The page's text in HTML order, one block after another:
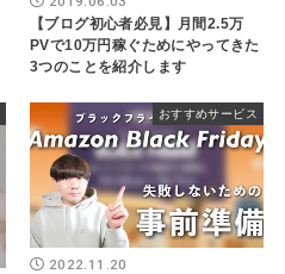
【ブログ初心者必見】月間2.5万
PVで10万円稼ぐためにやってきた
3つのことを紹介します
おすすめサービス
2022.11.20